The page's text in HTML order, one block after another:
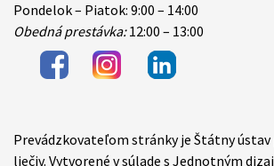
Pondelok – Piatok: 9:00 – 14:00
Obedná prestávka:12:00 – 13:00
Items
Prevádzkovateľom stránky je Štátny
liečiv. Vytvorené v súlade s Jednotným